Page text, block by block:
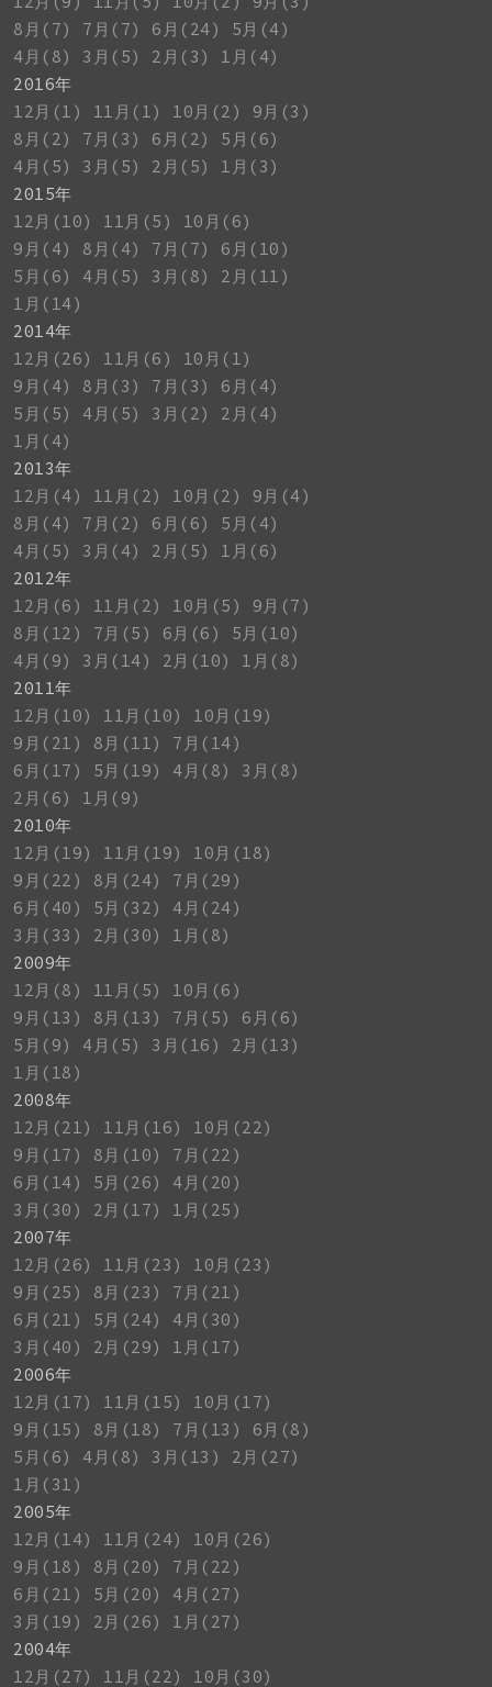
8月(7)
7月(7) 6月(24)
5月(4)
4月(8)
3月(5) 2月(3)
1月(4)
2016年
12月(1)
11月(1) 10月(2)
9月(3)
8月(2)
7月(3) 6月(2)
5月(6)
4月(5)
3月(5) 2月(5)
1月(3)
2015年
12月(10)
11月(5)
10月(6)
9月(4)
8月(4) 7月(7)
6月(10)
5月(6)
4月(5) 3月(8)
2月(11)
1月(14)
2014年
12月(26)
11月(6)
10月(1)
9月(4)
8月(3) 7月(3)
6月(4)
5月(5)
4月(5) 3月(2)
2月(4)
1月(4)
2013年
12月(4)
11月(2) 10月(2)
9月(4)
8月(4)
7月(2) 6月(6)
5月(4)
4月(5)
3月(4) 2月(5)
1月(6)
2012年
12月(6)
11月(2) 10月(5)
9月(7)
8月(12)
7月(5) 6月(6)
5月(10)
4月(9)
3月(14) 2月(10)
1月(8)
2011年
12月(10)
11月(10)
10月(19)
9月(21)
8月(11)
7月(14)
6月(17)
5月(19) 4月(8)
3月(8)
2月(6)
1月(9)
2010年
12月(19)
11月(19)
10月(18)
9月(22)
8月(24)
7月(29)
6月(40)
5月(32)
4月(24)
3月(33)
2月(30)
1月(8)
2009年
12月(8)
11月(5)
10月(6)
9月(13)
8月(13) 7月(5)
6月(6)
5月(9)
4月(5) 3月(16)
2月(13)
1月(18)
2008年
12月(21)
11月(16)
10月(22)
9月(17)
8月(10)
7月(22)
6月(14)
5月(26)
4月(20)
3月(30)
2月(17)
1月(25)
2007年
12月(26)
11月(23)
10月(23)
9月(25)
8月(23)
7月(21)
6月(21)
5月(24)
4月(30)
3月(40)
2月(29)
1月(17)
2006年
12月(17)
11月(15)
10月(17)
9月(15)
8月(18) 7月(13)
6月(8)
5月(6)
4月(8) 3月(13)
2月(27)
1月(31)
2005年
12月(14)
11月(24)
10月(26)
9月(18)
8月(20)
7月(22)
6月(21)
5月(20)
4月(27)
3月(19)
2月(26)
1月(27)
2004年
12月(27)
11月(22) 10月(30)